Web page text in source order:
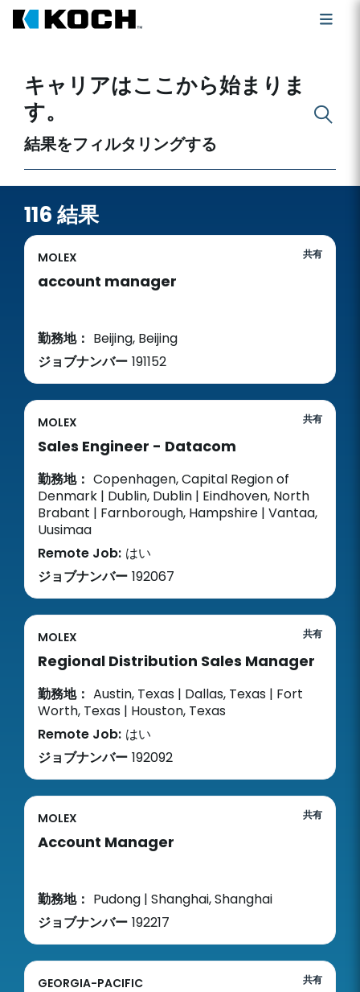
キャリアはここから始まりま
す。
結果をフィルタリングする
116 結果
MOLEX 共有
account manager
勤務地： Beijing, Beijing
ジョブナンバー 191152
MOLEX 共有
Sales Engineer - Datacom
勤務地： Copenhagen, Capital Region of
Denmark | Dublin, Dublin | Eindhoven, North
Brabant | Farnborough, Hampshire | Vantaa,
Uusimaa
Remote Job: はい
ジョブナンバー 192067
MOLEX 共有
Regional Distribution Sales Manager
勤務地： Austin, Texas | Dallas, Texas | Fort
Worth, Texas | Houston, Texas
Remote Job: はい
ジョブナンバー 192092
MOLEX 共有
Account Manager
勤務地： Pudong | Shanghai, Shanghai
ジョブナンバー 192217
GEORGIA-PACIFIC 共有